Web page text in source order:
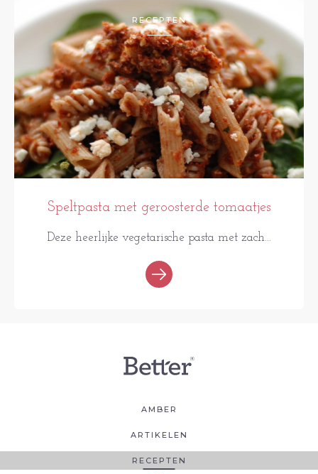
RECEPTEN
Speltpasta met geroosterde tomaatjes
Deze heerlijke vegetarische pasta met zach...
AMBER
ARTIKELEN
RECEPTEN